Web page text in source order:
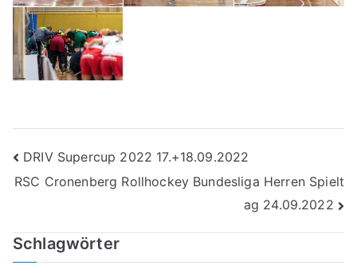
Beitragsnavigation
DRIV Supercup 2022 17.+18.09.2022
RSC Cronenberg Rollhockey Bundesliga Herren Spielt
ag 24.09.2022
Schlagwörter